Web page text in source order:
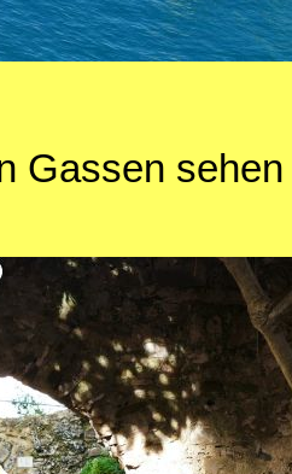
Gassen